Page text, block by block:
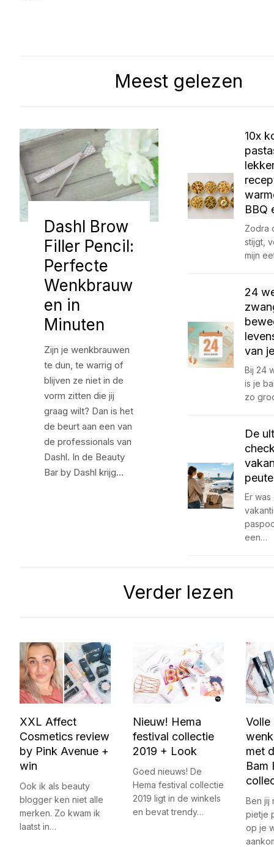
Meest gelezen
Dashl Brow
Filler Pencil:
Perfecte
Wenkbrauw
en in
Minuten
Zijn je wenkbrauwen
te dun, te warrig of
blijven ze niet in de
vorm zitten die jij
graag wilt? Dan is het
de beurt aan een van
de professionals van
Dashl. In de Beauty
Bar by Dashl krijg…
10x
BBQ
Zodra
stijgt,
mijn
24
van
Bij 24
is je
zo
De
Er
een…
Verder lezen
XXL Affect
Cosmetics review
by Pink Avenue +
win
Ook ik als beauty
blogger ken niet alle
merken. Zo kwam ik
laatst in…
Nieuw! Hema
festival collectie
2019 + Look
Goed nieuws! De
Hema festival collectie
2019 ligt in de winkels
en bevat trendy…
Volle
met
Bam
Ben jij
pietje
op je